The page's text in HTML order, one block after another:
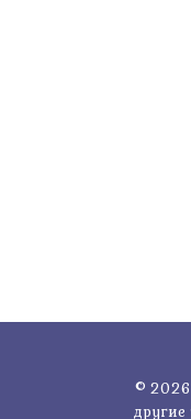
© 2026
другие